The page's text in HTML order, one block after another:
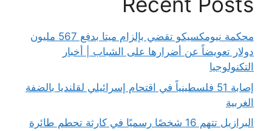
محكمة نيومكسيكو تقضي بإلزام ميتا بدفع 567 مليون
دولار تعويضاً عن أضرارها على الشباب | أخبار
التكنولوجيا
إصابة 51 فلسطينياً في اقتحام إسرائيلي لقلنديا بالضفة
الغربية
البرازيل تتهم 16 شخصًا رسميًا في كارثة تحطم طائرة